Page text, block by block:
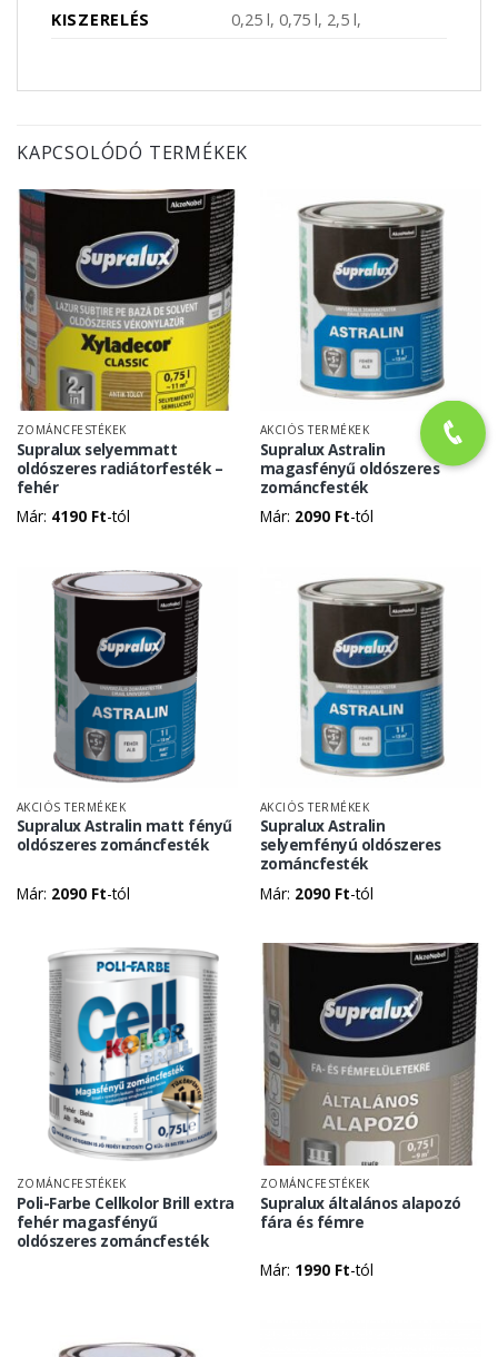
KISZERELÉS 0,25 l, 0,75 l, 2,5 l,
KAPCSOLÓDÓ TERMÉKEK
ZOMÁNCFESTÉKEK
Supralux selyemmatt
oldószeres radiátorfesték –
fehér
Már: 4190 Ft-tól
AKCIÓS TERMÉKEK
Supralux Astralin
magasfényű oldószeres
zománcfesték
Már: 2090 Ft-tól
AKCIÓS TERMÉKEK
Supralux Astralin matt fényű
oldószeres zománcfesték
Már: 2090 Ft-tól
AKCIÓS TERMÉKEK
Supralux Astralin
selyemfényú oldószeres
zománcfesték
Már: 2090 Ft-tól
ZOMÁNCFESTÉKEK
Poli-Farbe Cellkolor Brill extra
fehér magasfényű
oldószeres zománcfesték
ZOMÁNCFESTÉKEK
Supralux általános alapozó
fára és fémre
Már: 1990 Ft-tól